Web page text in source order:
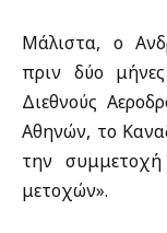
Μάλιστα, ο
πριν δύο
Διεθνούς
Αθηνών, το
την
μετοχών».